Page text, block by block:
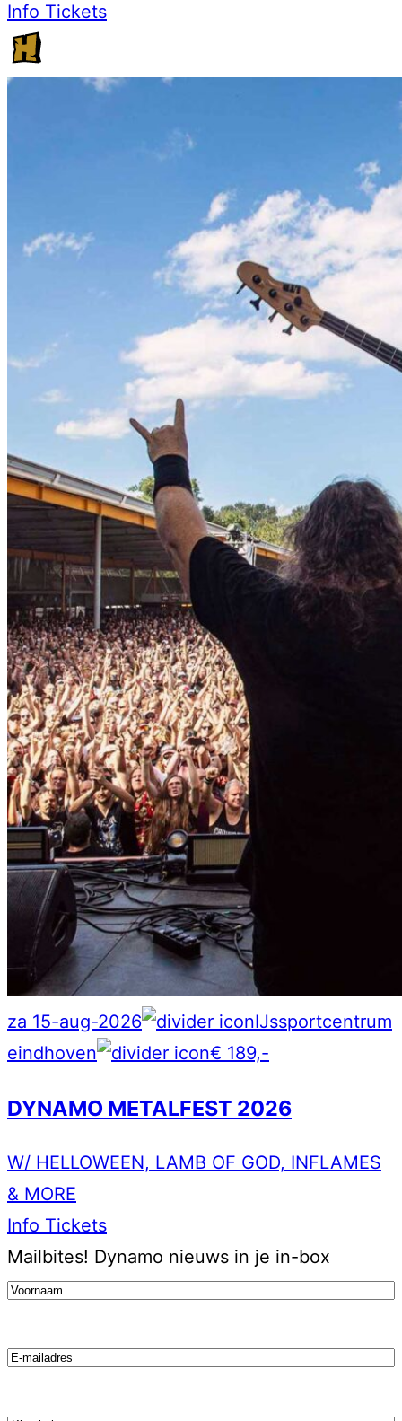
Info Tickets
za 15-aug-2026
IJssportcentrum
eindhoven
€ 189,-
DYNAMO METALFEST 2026
W/ HELLOWEEN, LAMB OF GOD, INFLAMES
& MORE
Info Tickets
Mailbites! Dynamo nieuws in je in-box
Voornaam(Vereist)
Email